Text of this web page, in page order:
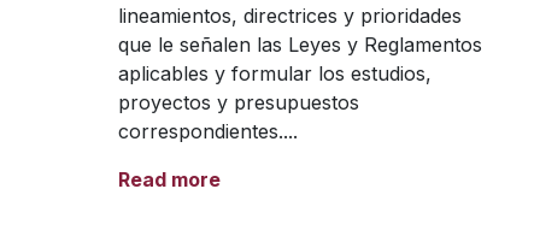
lineamientos, directrices y prioridades
que le señalen las Leyes y Reglamentos
aplicables y formular los estudios,
proyectos y presupuestos
correspondientes....
Read more